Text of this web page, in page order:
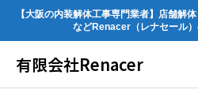
【大阪の内装解体工事専門業者】店舗解
などRenacer（レナセール）
有限会社Renacer